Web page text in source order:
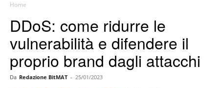
Home
DDoS: come ridurre le
vulnerabilità e difendere il
proprio brand dagli attacchi
Da Redazione BitMAT - 25/01/2023